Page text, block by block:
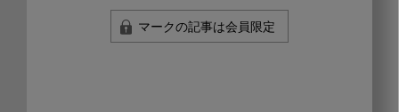
マークの記事は会員限定